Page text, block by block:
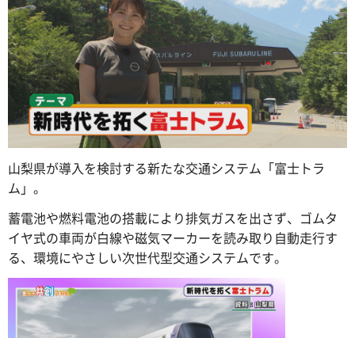
山梨県が導入を検討する新たな交通システム「富士トラ
ム」。
蓄電池や燃料電池の搭載により排気ガスを出さず、ゴムタ
イヤ式の車両が白線や磁気マーカーを読み取り自動走行す
る、環境にやさしい次世代型交通システムです。